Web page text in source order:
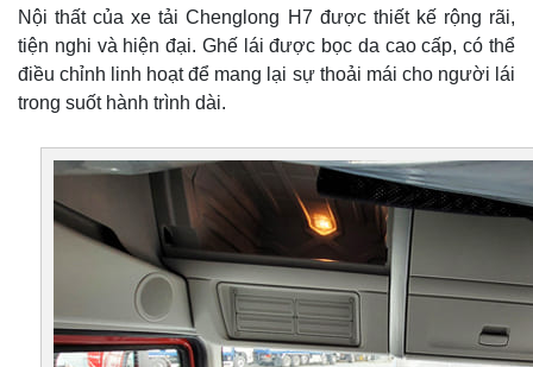
Nội thất của xe tải Chenglong H7 được thiết kế rộng rãi,
tiện nghi và hiện đại. Ghế lái được bọc da cao cấp, có thể
điều chỉnh linh hoạt để mang lại sự thoải mái cho người lái
trong suốt hành trình dài.